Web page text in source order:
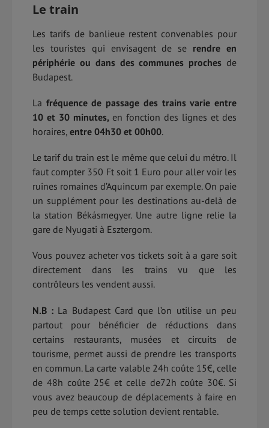
Le train
Les tarifs de banlieue restent convenables pour
les touristes qui envisagent de se rendre en
périphérie ou dans des communes proches de
Budapest.
La fréquence de passage des trains varie entre
10 et 30 minutes, en fonction des lignes et des
horaires, entre 04h30 et 00h00.
Le tarif du train est le même que celui du métro. Il
faut compter 350 Ft soit 1 Euro pour aller voir les
ruines romaines d’Aquincum par exemple. On paie
un supplément pour les destinations au-delà de
la station Békásmegyer. Une autre ligne relie la
gare de Nyugati à Esztergom.
Vous pouvez acheter vos tickets soit à a gare soit
directement dans les trains vu que les
contrôleurs les vendent aussi.
N.B : La Budapest Card que l’on utilise un peu
partout pour bénéficier de réductions dans
certains restaurants, musées et circuits de
tourisme, permet aussi de prendre les transports
en commun. La carte valable 24h coûte 15€, celle
de 48h coûte 25€ et celle de72h coûte 30€. Si
vous avez beaucoup de déplacements à faire en
peu de temps cette solution devient rentable.